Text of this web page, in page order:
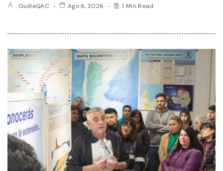
GuilleQAC Ago 6, 2026 1 Min Read